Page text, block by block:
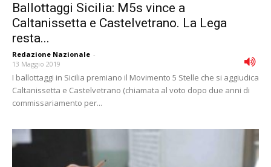
Ballottaggi Sicilia: M5s vince a
Caltanissetta e Castelvetrano. La Lega
resta...
Redazione Nazionale -
13 Maggio 2019
I ballottaggi in Sicilia premiano il Movimento 5 Stelle che si aggiudica
Caltanissetta e Castelvetrano (chiamata al voto dopo due anni di
commissariamento per...